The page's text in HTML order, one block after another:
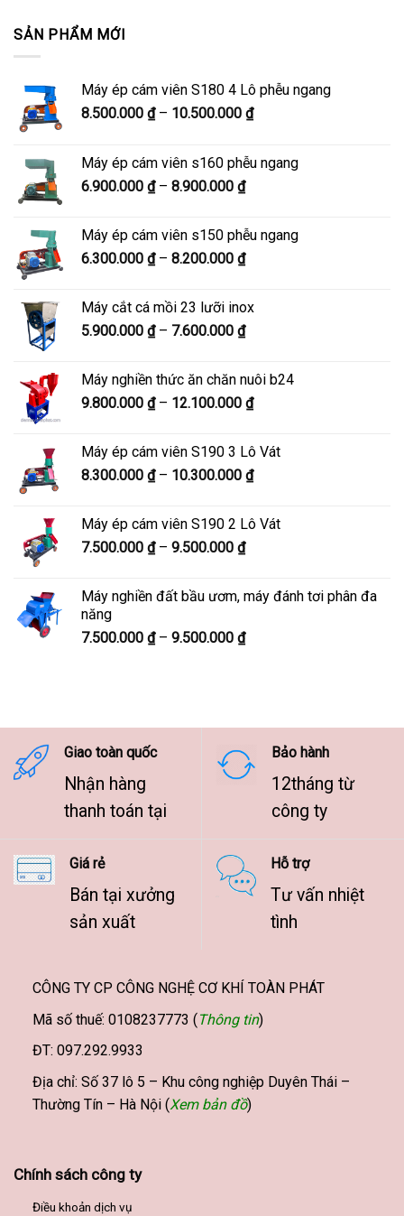
SẢN PHẨM MỚI
Máy ép cám viên S180 4 Lô phễu ngang
8.500.000 ₫ – 10.500.000 ₫Khoảng
8.500.000 ₫
Máy ép cám viên s160 phễu ngang
6.900.000 ₫ – 8.900.000 ₫Khoảng
từ
6.900.000 ₫
đến
Máy ép cám viên s150 phễu ngang
6.300.000 ₫ – 8.200.000 ₫Khoảng
6.300.000 ₫
đến
Máy cắt cá mồi 23 lưỡi inox
5.900.000 ₫ – 7.600.000 ₫Khoảng
5.900.000 ₫
đến
Máy nghiền thức ăn chăn nuôi b24
9.800.000 ₫ – 12.100.000 ₫Khoảng
9.800.000 ₫
đến
Máy ép cám viên S190 3 Lô Vát
8.300.000 ₫ – 10.300.000 ₫Khoảng
8.300.000 ₫
Máy ép cám viên S190 2 Lô Vát
7.500.000 ₫ – 9.500.000 ₫Khoảng
7.500.000 ₫
9.500.000 ₫
Máy nghiền đất bầu ươm, máy đánh tơi phân đa
năng
7.500.000 ₫ – 9.500.000 ₫Khoảng
9.500.000 ₫
Giao toàn quốc
Nhận hàng
thanh toán tại
Bảo hành
12tháng từ
công ty
Giá rẻ
Bán tại xưởng
sản xuất
Hỗ trợ
Tư vấn nhiệt
tình
CÔNG TY CP CÔNG NGHỆ CƠ KHÍ TOÀN PHÁT
Mã số thuế: 0108237773 (Thông tin)
ĐT: 097.292.9933
Địa chỉ: Số 37 lô 5 – Khu công nghiệp Duyên Thái –
Thường Tín – Hà Nội (Xem bản đồ)
Chính sách công ty
Điều khoản dịch vụ